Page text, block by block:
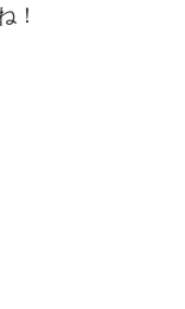
！